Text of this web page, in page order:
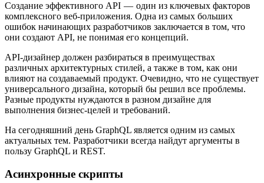
Создание эффективного API — один из ключевых факторов
комплексного веб-приложения. Одна из самых больших
ошибок начинающих разработчиков заключается в том, что
они создают API, не понимая его концепций.
API-дизайнер должен разбираться в преимуществах
различных архитектурных стилей, а также в том, как они
влияют на создаваемый продукт. Очевидно, что не существует
универсального дизайна, который бы решил все проблемы.
Разные продукты нуждаются в разном дизайне для
выполнения бизнес-целей и требований.
На сегодняшний день GraphQL является одним из самых
актуальных тем. Разработчики всегда найдут аргументы в
пользу GraphQL и REST.
Асинхронные скрипты